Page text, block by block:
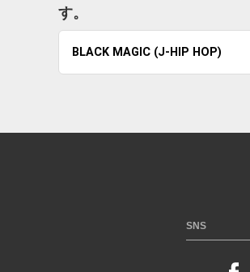
す。
BLACK MAGIC (J-HIP HOP)
SNS